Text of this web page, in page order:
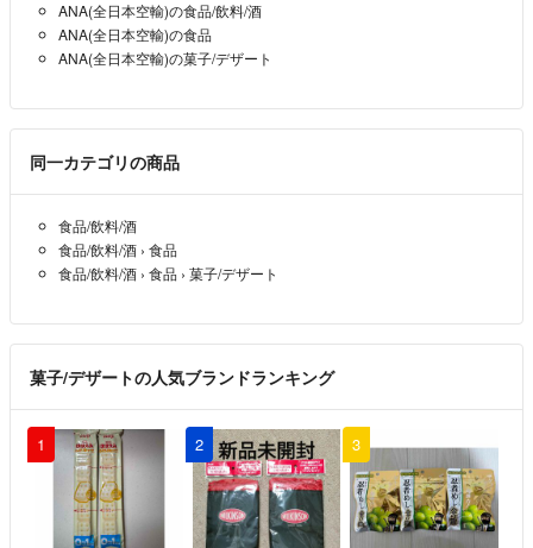
ANA(全日本空輸)の食品/飲料/酒
ANA(全日本空輸)の食品
ANA(全日本空輸)の菓子/デザート
同一カテゴリの商品
食品/飲料/酒
食品/飲料/酒 › 食品
食品/飲料/酒 › 食品 › 菓子/デザート
菓子/デザートの人気ブランドランキング
1 2 3